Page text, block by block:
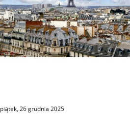
piątek, 26 grudnia 2025